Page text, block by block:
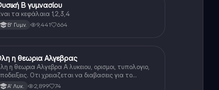
ΦυσικήΒ γυμνασίου
τα κεφάλαια 1,2,3,4
Β' Γυμν. 9,441 664
Μαθηματικά
η θεωρια Αλγεβρας
η θεωρια Αλγεβρα Α λυκειου, ορισμοι, τυπολογιο,
Οτι χρειαζεται να διαβασεις για το
κομματι της αλγεβρας.
Α' Λυκ. 2,899 74